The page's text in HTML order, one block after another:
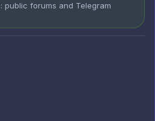
public forums and Telegram